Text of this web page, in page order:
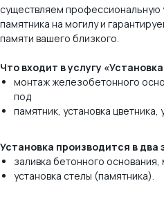
существляем профессиональную
памятника на могилу и
памяти вашего близкого.
Что входит в услугу
монтаж железобетонного
под
памятник, установка
Установка производится в два
заливка бетонного
установка стелы (памятника).
мы используем
*оттенок и рисунок камня на